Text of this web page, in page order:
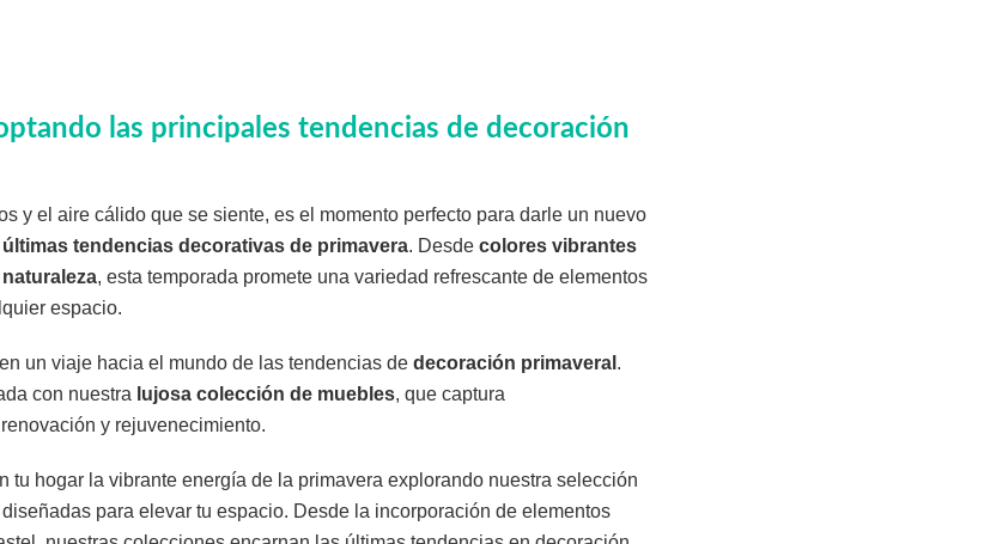
las principales tendencias de decoración
y el aire cálido que se siente, es el momento perfecto para darle un nuevo
últimas tendencias decorativas de primavera. Desde colores vibrantes
naturaleza, esta temporada promete una variedad refrescante de elementos
espacio.
un viaje hacia el mundo de las tendencias de decoración primaveral .
con nuestra lujosa colección de muebles, que captura
y rejuvenecimiento.
tu hogar la vibrante energía de la primavera explorando nuestra selección
para elevar tu espacio. Desde la incorporación de elementos